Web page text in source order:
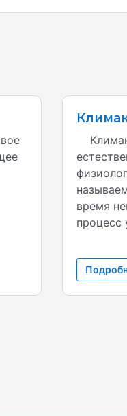
время
процесс